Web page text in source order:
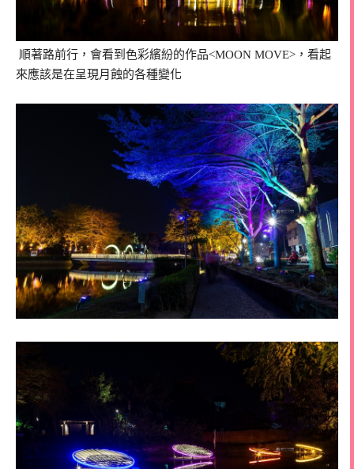
順著路前行，會看到色彩繽紛的作品<MOON MOVE>，看起
來應該是在呈現月蝕的各種變化